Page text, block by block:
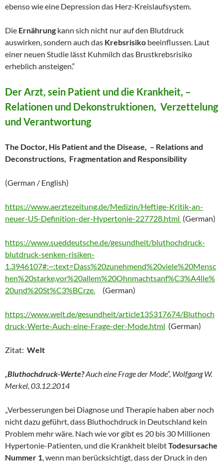
ebenso wie eine Depression das Herz-Kreislaufsystem.
Die Ernährung kann sich nicht nur auf den Blutdruck
auswirken, sondern auch das Krebsrisiko beeinflussen. Laut
einer neuen Studie lässt Kuhmilch das Brustkrebsrisiko
erheblich ansteigen.“
Der Arzt, sein Patient und die Krankheit, –
Relationen und Dekonstruktionen, Verzettelung
und Verantwortung
The Doctor, His Patient and the Disease, – Relations and
Deconstructions, Fragmentation and Responsibility
(German / English)
https://www.aerztezeitung.de/Medizin/Heftige-Kritik-an-
neuer-US-Definition-der-Hypertonie-227728.html (German)
https://www.sueddeutsche.de/gesundheit/bluthochdruck-
blutdruck-senken-risiken-
1.3946107#:~:text=Dass%20zunehmend%20viele%20Mensc
hen%20starke,vor%20allem%20Ohnmachtsanf%C3%A4lle%
20und%20St%C3%BCrze. (German)
https://www.welt.de/gesundheit/article135317674/Bluthoch
druck-Werte-Auch-eine-Frage-der-Mode.html (German)
Zitat: Welt
„Bluthochdruck-Werte?Auch eine Frage der Mode“, Wolfgang W.
Merkel, 03.12.2014
„Verbesserungen bei Diagnose und Therapie haben aber noch
nicht dazu geführt, dass Bluthochdruck in Deutschland kein
Problem mehr wäre. Nach wie vor gibt es 20 bis 30 Millionen
Hypertonie-Patienten, und die Krankheit bleibtTodesursache
Nummer 1, wenn man berücksichtigt, dass der Druck in den